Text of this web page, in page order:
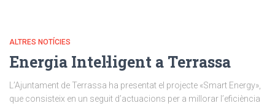
ALTRES NOTÍCIES
Energia Intel·ligent a Terrassa
L’Ajuntament de Terrassa ha presentat el projecte «Smart Energy»,
que consisteix en un seguit d’actuacions per a millorar l’eficiència